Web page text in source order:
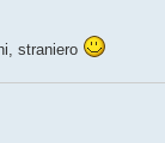
straniero